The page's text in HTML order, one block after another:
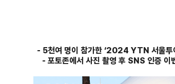
- 5천여 명이 참가한 ‘2024 YTN 서울투
- 포토존에서 사진 촬영 후 SNS 인증 이